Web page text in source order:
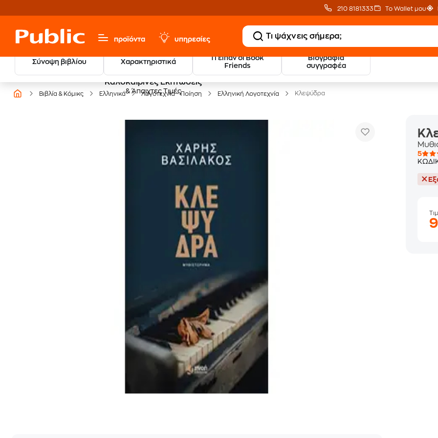
210 8181333 Το Wallet μου
προϊόντα υπηρεσίες
Σύνοψη βιβλίου Χαρακτηριστικά
Τι είπαν οι Book
Friends
Βιογραφία
συγγραφέα
Καλοκαιρινές Εκπτώσεις
& Άπαιχτες Τιμές
20 € Public επιστροφή
με Snappi με Public+ Delivery
Βιβλία & Κόμικς Ελληνικά Λογοτεχνία - Ποίηση Ελληνική Λογοτεχνία Κλεψύδρα
5